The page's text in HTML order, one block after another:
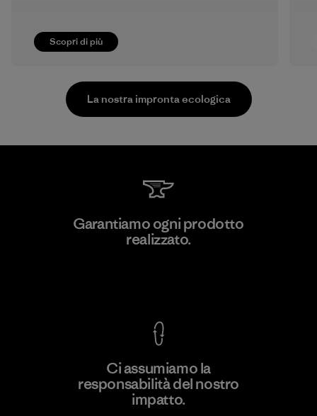
Scopri di più
Scopri di più
Viet Tien Garment JSC
La nostra impronta ecologica
Garantiamo ogni prodotto
realizzato.
Ci assumiamo la
responsabilità del nostro
impatto.